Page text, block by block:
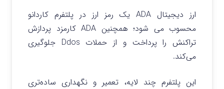
ارز دیجیتال ADA یک رمز ارز در پلتفرم کاردانو
محسوب می شود؛ همچنین ADA کارمزد پردازش
تراکنش را پرداخت و از حملات Ddos جلوگیری
می‌کند.
این پلتفرم چند لایه، تعمیر و نگهداری ساده‌تری